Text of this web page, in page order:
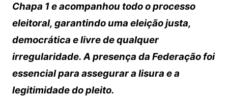
Chapa 1 e acompanhou todo o processo
eleitoral, garantindo uma eleição justa,
democrática e livre de qualquer
irregularidade. A presença da Federação foi
essencial para assegurar a lisura e a
legitimidade do pleito.